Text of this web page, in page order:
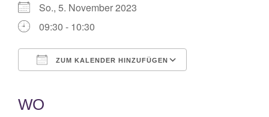
So., 5. November 2023
09:30 - 10:30
ZUM KALENDER HINZUFÜGEN
WO